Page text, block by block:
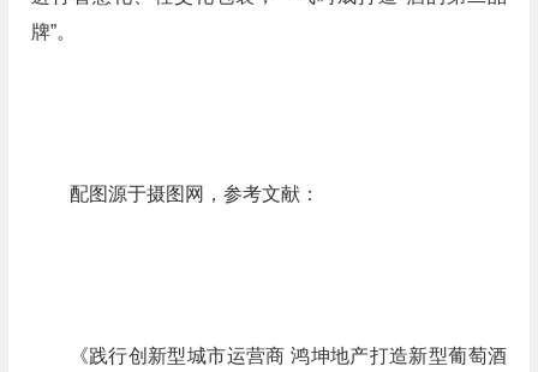
牌”。
配图源于摄图网，参考文献：
《践行创新型城市运营商 鸿坤地产打造新型葡萄酒